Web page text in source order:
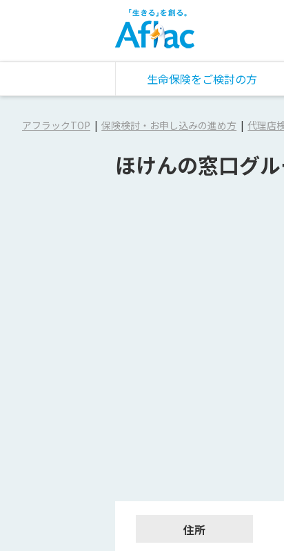
生命保険をご検討の方
アフラックTOP 保険検討・お申し込みの進め方 代理店
ほけんの窓口グ
住所